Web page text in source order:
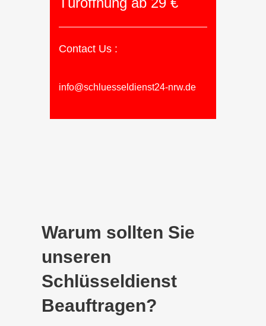
Contact Us :
info@schluesseldienst24-nrw.de
Warum sollten Sie
unseren
Schlüsseldienst
Beauftragen?